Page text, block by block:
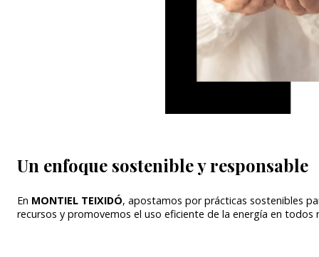
Un enfoque sostenible y responsable
En MONTIEL TEIXIDÓ, apostamos por prácticas sostenibles
recursos y promovemos el uso eficiente de la energía en todos